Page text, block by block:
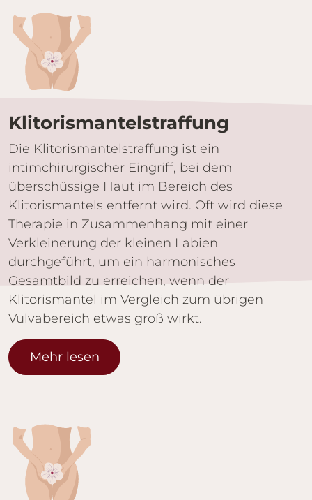
Klitoris­mantel­straffung
Die Klitorismantelstraffung ist ein
intimchirurgischer Eingriff, bei dem
überschüssige Haut im Bereich des
Klitorismantels entfernt wird. Oft wird diese
Therapie in Zusammenhang mit einer
Verkleinerung der kleinen Labien
durchgeführt, um ein harmonisches
Gesamtbild zu erreichen, wenn der
Klitorismantel im Vergleich zum übrigen
Vulvabereich etwas groß wirkt.
Mehr lesen